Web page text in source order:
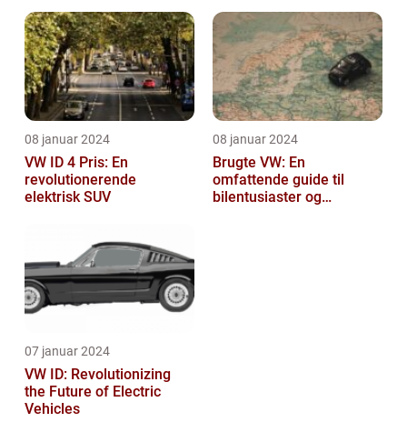
08 januar 2024
VW ID 4 Pris: En
revolutionerende
elektrisk SUV
08 januar 2024
Brugte VW: En
omfattende guide til
bilentusiaster og
07 januar 2024
VW ID: Revolutionizing
the Future of Electric
Vehicles